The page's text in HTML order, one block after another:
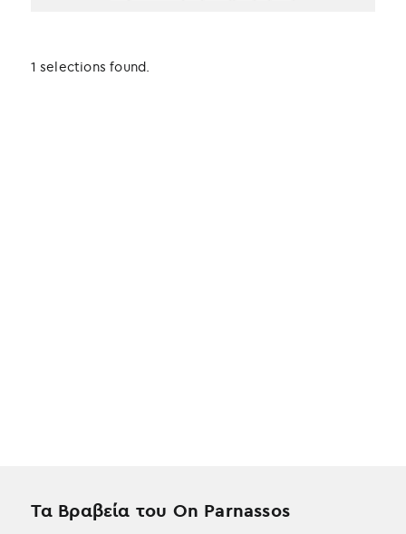
1 selections found.
Τα Βραβεία του On Parnassos